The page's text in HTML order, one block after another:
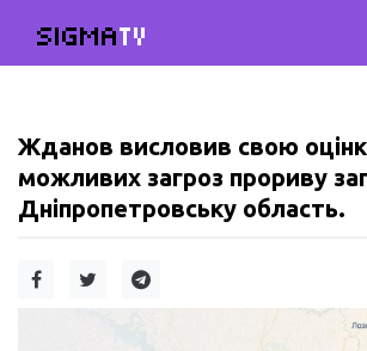
SIGMATV
Жданов висловив свою
можливих загроз прориву
Дніпропетровську область.